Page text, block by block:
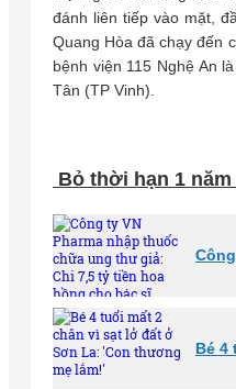
đánh liên tiếp vào mặt,
Quang Hòa đã chạy đến
bệnh viện 115 Nghệ An
Tân (TP Vinh).
Bỏ thời hạn 1
Bé 4